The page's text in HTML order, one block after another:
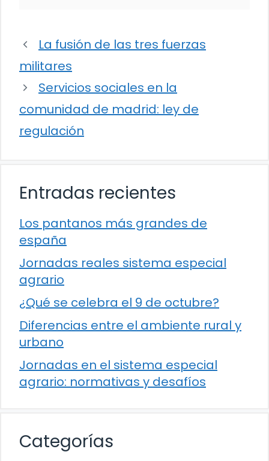
La fusión de las tres fuerzas
militares
Servicios sociales en la
comunidad de madrid: ley de
regulación
Entradas recientes
Los pantanos más grandes de
españa
Jornadas reales sistema especial
agrario
¿Qué se celebra el 9 de octubre?
Diferencias entre el ambiente rural y
urbano
Jornadas en el sistema especial
agrario: normativas y desafíos
Categorías